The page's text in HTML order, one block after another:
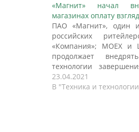
«Магнит» начал
магазинах оплату
ПАО «Магнит», один
российских
«Компания»; MOEX и
продолжает
технологии
Новый способ
взглядом уже
23.04.2021
В "Техника и